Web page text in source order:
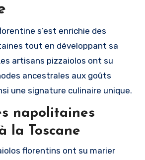
s’est enrichie des
tout en développant sa
artisans pizzaiolos ont su
ancestrales aux goûts
une signature culinaire unique.
napolitaines
la Toscane
florentins ont su marier